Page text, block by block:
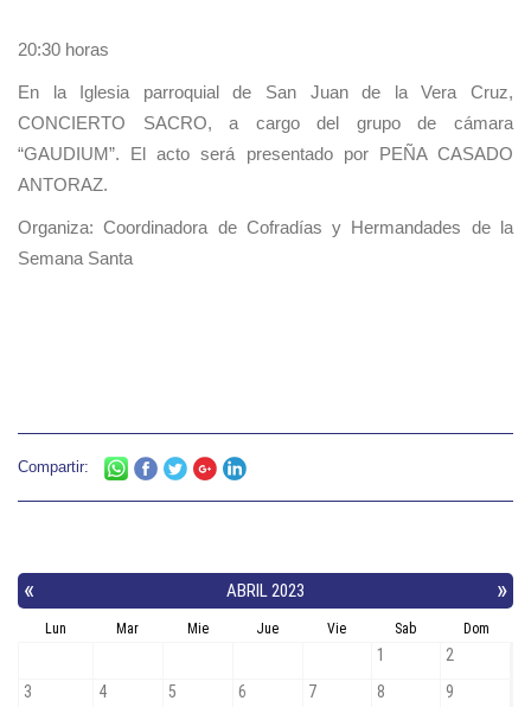
20:30 horas
En la Iglesia parroquial de San Juan de la Vera Cruz,
CONCIERTO SACRO, a cargo del grupo de cámara
“GAUDIUM”. El acto será presentado por PEÑA CASADO
ANTORAZ.
Organiza: Coordinadora de Cofradías y Hermandades de la
Semana Santa
Compartir: